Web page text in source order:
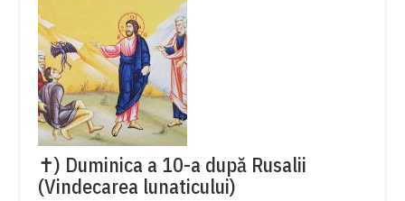
✝) Duminica a 10-a după Rusalii
(Vindecarea lunaticului)